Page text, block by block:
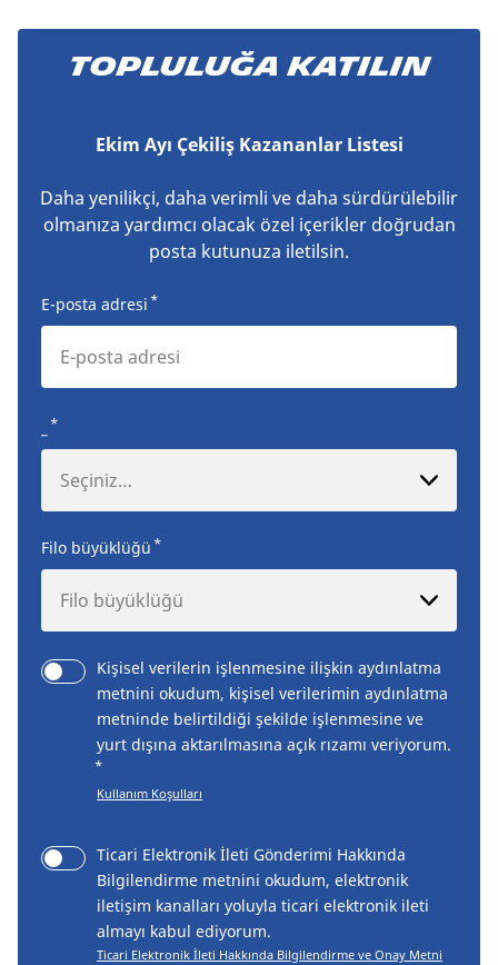
TOPLULUĞA KATILIN
Ekim Ayı Çekiliş Kazananlar Listesi
Daha yenilikçi, daha verimli ve daha sürdürülebilir
olmanıza yardımcı olacak özel içerikler doğrudan
posta kutunuza iletilsin.
E-posta adresi *
*
Seçiniz…
Filo büyüklüğü *
Filo büyüklüğü
Kişisel verilerin işlenmesine ilişkin aydınlatma
metnini okudum, kişisel verilerimin aydınlatma
metninde belirtildiği şekilde işlenmesine ve
yurt dışına aktarılmasına açık rızamı veriyorum.
*
Kullanım Koşulları
Ticari Elektronik İleti Gönderimi Hakkında
Bilgilendirme metnini okudum, elektronik
iletişim kanalları yoluyla ticari elektronik ileti
almayı kabul ediyorum.
Ticari Elektronik İleti Hakkında Bilgilendirme ve Onay Metni